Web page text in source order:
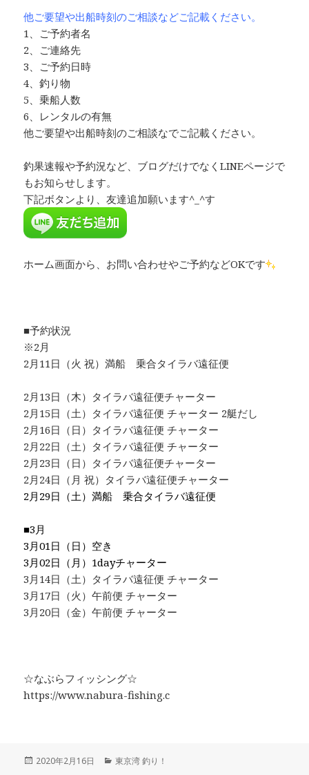
他ご要望や出船時刻のご相談などご記載ください。
1、ご予約者名
2、ご連絡先
3、ご予約日時
4、釣り物
5、乗船人数
6、レンタルの有無
他ご要望や出船時刻のご相談なでご記載ください。
釣果速報や予約況など、ブログだけでなくLINEページで
もお知らせします。
下記ボタンより、友達追加願います^_^す
ホーム画面から、お問い合わせやご予約などOKです
■予約状況
※2月
2月11日（火 祝）満船 乗合タイラバ遠征便
2月13日（木）タイラバ遠征便チャーター
2月15日（土）タイラバ遠征便 チャーター 2艇だし
2月16日（日）タイラバ遠征便 チャーター
2月22日（土）タイラバ遠征便 チャーター
2月23日（日）タイラバ遠征便チャーター
2月24日（月 祝）タイラバ遠征便チャーター
2月29日（土）満船 乗合タイラバ遠征便
■3月
3月01日（日）空き
3月02日（月）1dayチャーター
3月14日（土）タイラバ遠征便 チャーター
3月17日（火）午前便 チャーター
3月20日（金）午前便 チャーター
☆なぶらフィッシング☆
https://www.nabura-fishing.c
投
2020年2月16日
カ
東京湾 釣り！